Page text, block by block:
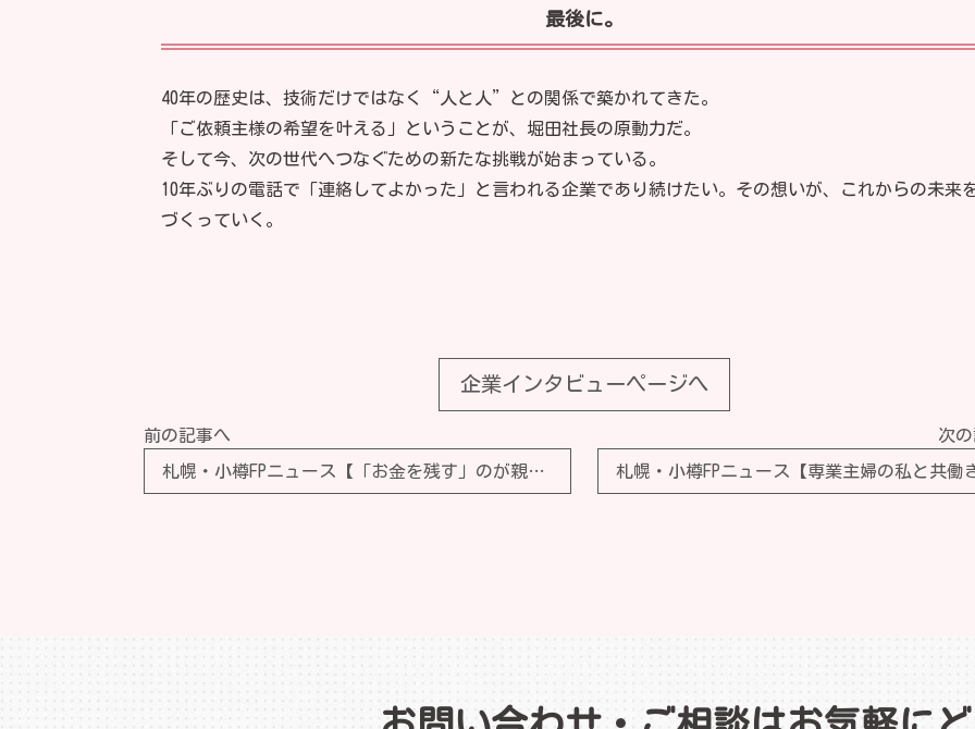
最後に。
40年の歴史は、技術だけではなく“人と人”との関係で築かれてきた。
「ご依頼主様の希望を叶える」ということが、堀田社長の原動力だ。
そして今、次の世代へつなぐための新たな挑戦が始まっている。
10年ぶりの電話で「連絡してよかった」と言われる企業であり続けたい。その想いが、これからの未来
づくっていく。
企業インタビューページへ
前の記事へ
札幌・小樽FPニュース【「お金を残す」のが親の愛だと思っていた…懸命に働いて2億円を貯めた70代夫婦、子どもたちの“ひと言”で死ぬ前に「使い切る」と決めたワケ【FPが解説】】
次